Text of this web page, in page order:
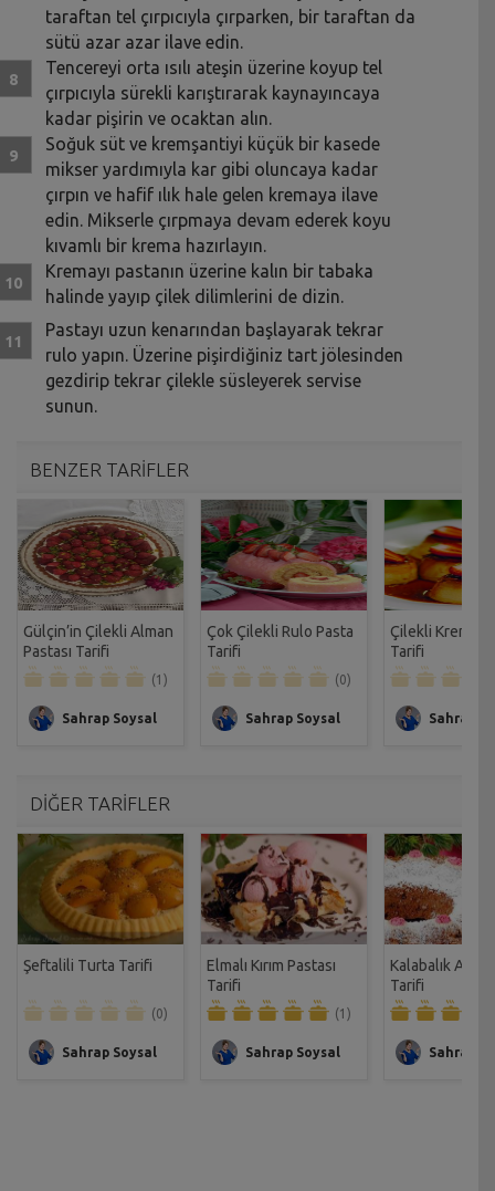
taraftan tel çırpıcıyla çırparken, bir taraftan da
sütü azar azar ilave edin.
Tencereyi orta ısılı ateşin üzerine koyup tel
çırpıcıyla sürekli karıştırarak kaynayıncaya
kadar pişirin ve ocaktan alın.
Soğuk süt ve kremşantiyi küçük bir kasede
mikser yardımıyla kar gibi oluncaya kadar
çırpın ve hafif ılık hale gelen kremaya ilave
edin. Mikserle çırpmaya devam ederek koyu
kıvamlı bir krema hazırlayın.
Kremayı pastanın üzerine kalın bir tabaka
halinde yayıp çilek dilimlerini de dizin.
Pastayı uzun kenarından başlayarak tekrar
rulo yapın. Üzerine pişirdiğiniz tart jölesinden
gezdirip tekrar çilekle süsleyerek servise
sunun.
BENZER TARİFLER
Gülçin’in Çilekli Alman
Pastası Tarifi
(1)
Sahrap Soysal
Çok Çilekli Rulo Pasta
Tarifi
(0)
Sahrap Soysal
Çilekli Krem
Tarifi
Sahrap
DİĞER TARİFLER
Şeftalili Turta Tarifi
(0)
Sahrap Soysal
Elmalı Kırım Pastası
Tarifi
(1)
Sahrap Soysal
Kalabalık Aile
Tarifi
Sahrap